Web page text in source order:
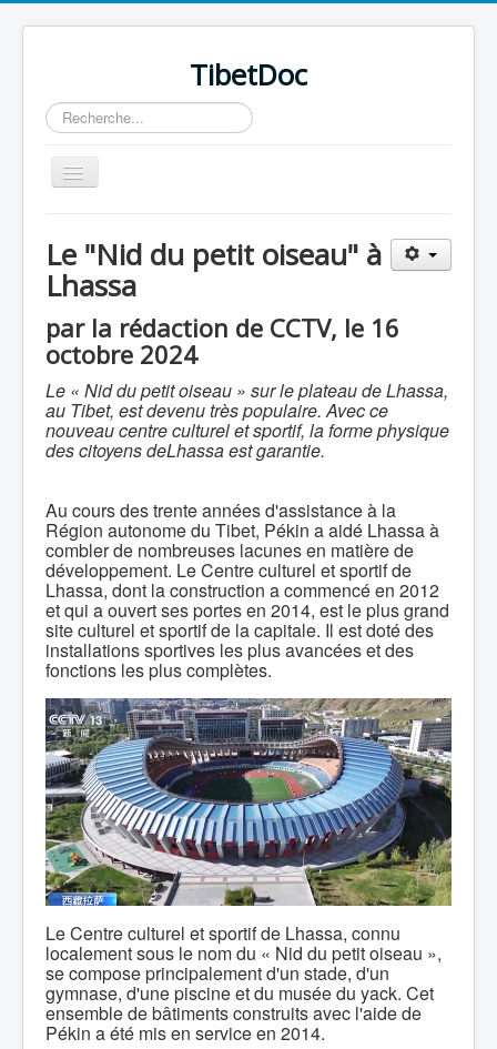
TibetDoc
Rechercher
Basculer
la
Le "Nid du petit oiseau" à
Lhassa
par la rédaction de CCTV, le 16
octobre 2024
Le « Nid du petit oiseau » sur le plateau de Lhassa,
au Tibet, est devenu très populaire. Avec ce
nouveau centre culturel et sportif, la forme physique
des citoyens deLhassa est garantie.
Au cours des trente années d'assistance à la
Région autonome du Tibet, Pékin a aidé Lhassa à
combler de nombreuses lacunes en matière de
développement. Le Centre culturel et sportif de
Lhassa, dont la construction a commencé en 2012
et qui a ouvert ses portes en 2014, est le plus grand
site culturel et sportif de la capitale. Il est doté des
installations sportives les plus avancées et des
fonctions les plus complètes.
Le Centre culturel et sportif de Lhassa, connu
localement sous le nom du « Nid du petit oiseau »,
se compose principalement d'un stade, d'un
gymnase, d'une piscine et du musée du yack. Cet
ensemble de bâtiments construits avec l'aide de
Pékin a été mis en service en 2014.